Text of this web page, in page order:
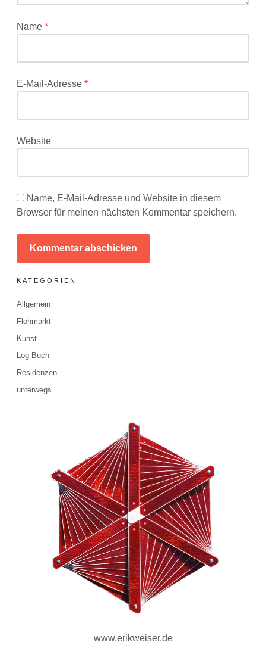
*
Name*
E-Mail-Adresse*
Website
Name, E-Mail-Adresse und Website in diesem
Browser für meinen nächsten Kommentar speichern.
KATEGORIEN
Allgemein
Flohmarkt
Kunst
Log Buch
Residenzen
unterwegs
www.erikweiser.de